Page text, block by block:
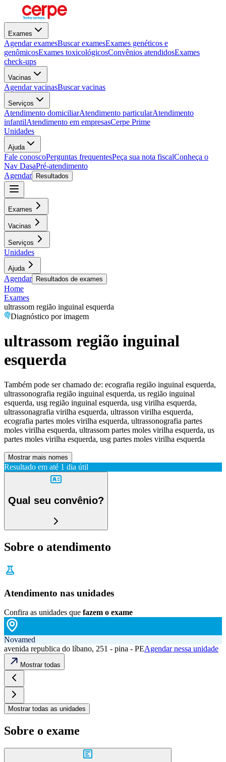
Exames
Agendar examesBuscar examesExames genéticos e
genômicosExames toxicológicosConvênios atendidosExames
check-ups
Vacinas
Agendar vacinasBuscar vacinas
Serviços
Atendimento domiciliarAtendimento particularAtendimento
infantilAtendimento em empresasCerpe Prime
Unidades
Ajuda
Fale conoscoPerguntas frequentesPeça sua nota fiscalConheça o
Nav DasaPré-atendimento
Agendar
Resultados
Exames
Vacinas
Serviços
Unidades
Ajuda
Agendar Resultados de exames
Home
Exames
ultrassom região inguinal esquerda
Diagnóstico por imagem
ultrassom região inguinal
esquerda
Também pode ser chamado de: ecografia região inguinal esquerda,
ultrassonografia região inguinal esquerda, us região inguinal
esquerda, usg região inguinal esquerda, usg virilha esquerda,
ultrassonagrafia virilha esquerda, ultrasson virilha esquerda,
ecografia partes moles virilha esquerda, ultrassonografia partes
moles virilha esquerda, ultrassom partes moles virilha esquerda, us
partes moles virilha esquerda, usg partes moles virilha esquerda
Mostrar mais nomes
Resultado em até 1 dia útil
Qual seu convênio?
Sobre o atendimento
Atendimento nas unidades
Confira as unidades que fazem o exame
Novamed
avenida republica do líbano, 251 - pina - PEAgendar nessa unidade
Mostrar todas
Mostrar todas as unidades
Sobre o exame